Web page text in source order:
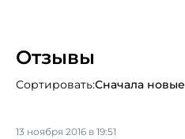
Отзывы
Сортировать:Сначала новые
13 ноября 2016 в 19:51